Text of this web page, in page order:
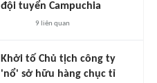
đội tuyển Campuchia
9 liên quan
Khởi tố Chủ tịch công ty
'nổ' sở hữu hàng chục tỉ